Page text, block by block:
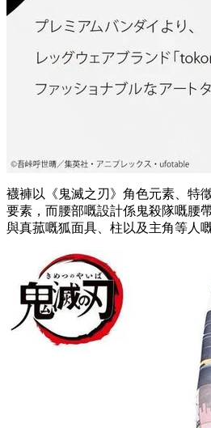
襪褲以《鬼滅之刃》角色元素、特
要素，而腰部嘅設計係鬼殺隊嘅腰
與真菰嘅狐面具、柱以及主角等人